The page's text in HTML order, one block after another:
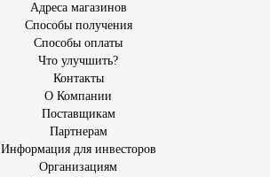
Адреса магазинов
Способы получения
Способы оплаты
Что улучшить?
Контакты
О Компании
Поставщикам
Партнерам
Информация для инвесторов
Организациям